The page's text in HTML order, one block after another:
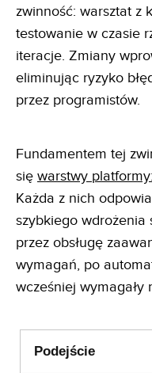
zwinność: warsztat z
testowanie w czasie
iteracje. Zmiany
eliminując ryzyko
przez programistów.
Fundamentem tej
się warstwy platformy:
Każda z nich
szybkiego wdrożenia
przez obsługę
wymagań, po
wcześniej wymagały
Podejście